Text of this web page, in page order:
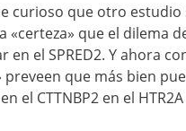
curioso que otro estudio
«certeza» que el dilema
en el SPRED2. Y ahora
preveen que más bien
el CTTNBP2 en el